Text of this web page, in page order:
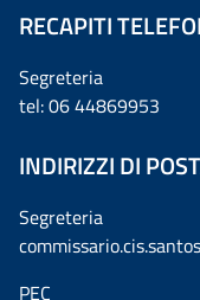
RECAPITI
Segreteria
tel: 06 44869953
INDIRIZZI DI
Segreteria
PEC